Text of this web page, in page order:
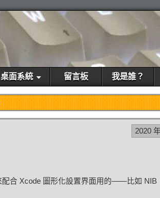
桌面系統 留言板 我是誰？
2020
合 Xcode 圖形化設置界面用的——比如 NIB